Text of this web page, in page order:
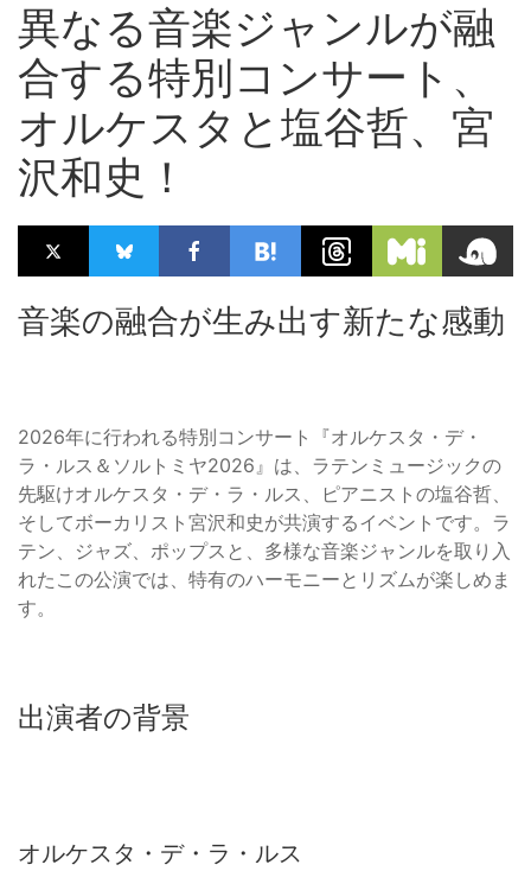
異なる音楽ジャンルが融
合する特別コンサート、
オルケスタと塩谷哲、宮
沢和史！
音楽の融合が生み出す新たな感動
2026年に行われる特別コンサート『オルケスタ・デ・
ラ・ルス＆ソルトミヤ2026』は、ラテンミュージックの
先駆けオルケスタ・デ・ラ・ルス、ピアニストの塩谷哲、
そしてボーカリスト宮沢和史が共演するイベントです。ラ
テン、ジャズ、ポップスと、多様な音楽ジャンルを取り入
れたこの公演では、特有のハーモニーとリズムが楽しめま
す。
出演者の背景
オルケスタ・デ・ラ・ルス